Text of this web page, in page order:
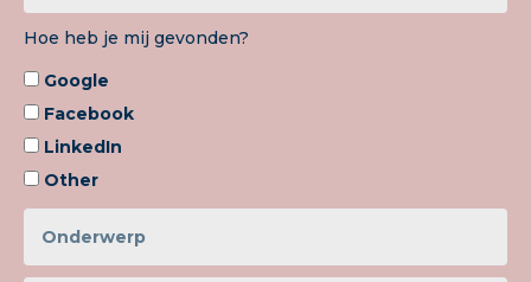
Hoe heb je mij gevonden?
Google
Facebook
LinkedIn
Other